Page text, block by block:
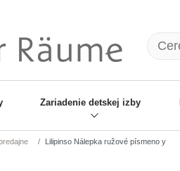
Zariadenie detskej izby
Lilipinso Nálepka ružové písmeno y